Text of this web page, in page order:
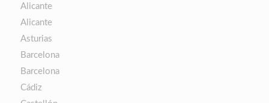
Alicante
Alicante
Asturias
Barcelona
Barcelona
Cádiz